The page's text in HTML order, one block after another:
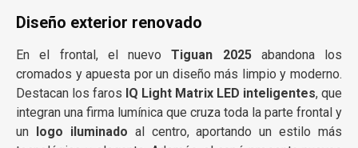
Diseño exterior renovado
En el frontal, el nuevoTiguan 2025abandona los
cromados y apuesta por un diseño más limpio y moderno.
Destacan los faros IQ Light Matrix LED inteligentes, que
integran una firma lumínica que cruza toda la parte frontal y
un
logo iluminado al centro, aportando un estilo más